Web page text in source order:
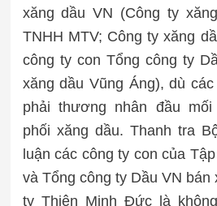
xăng dầu VN (Công ty
TNHH MTV; Công ty xăng
công ty con Tổng công ty
xăng dầu Vũng Áng), dù
phải thương nhân đầu
phối xăng dầu. Thanh tra
luận các công ty con của
và Tổng công ty Dầu VN bán
ty Thiên Minh Đức là